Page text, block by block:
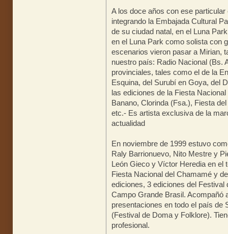
A los doce años con ese
integrando la Embajada Cultural
de su ciudad natal, en el Luna
en el Luna Park como solista con
escenarios vieron pasar a Mirian,
nuestro país: Radio Nacional (Bs.
provinciales, tales como el de la
Esquina, del Surubí en Goya, del
las ediciones de la Fiesta
Banano, Clorinda (Fsa.), Fiesta
etc.- Es artista exclusiva de la
actualidad
En noviembre de 1999 estuvo
Raly Barrionuevo, Nito Mestre y
León Gieco y Víctor Heredia en el
Fiesta Nacional del Chamamé y
ediciones, 3 ediciones del
Campo Grande Brasil. Acompañó
presentaciones en todo el país de
(Festival de Doma y Folklore).
profesional.